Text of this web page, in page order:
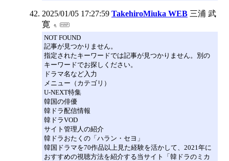
2025/01/05 17:27:59 TakehiroMiuka WEB 三浦 武
寛
NOT FOUND
記事が見つかりません。
指定されたキーワードでは記事が見つかりません。別の
キーワードでお探しください。
ドラマ名など入力
メニュー（カテゴリ）
U-NEXT特集
韓国の俳優
韓ドラ配信情報
韓ドラVOD
サイト管理人の紹介
韓ドラおたくの「ハラン・セヨ」
韓国ドラマを70作品以上見た経験を活かして、2021年に
おすすめの視聴方法を紹介する当サイト「韓ドラのミカ